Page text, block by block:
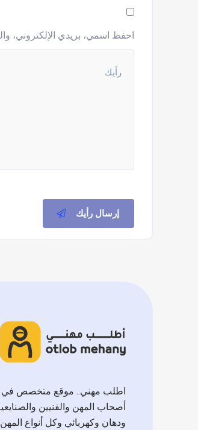
احفظ اسمي، بريدي الإلكتروني،
إرسال رأيك
اطلب مهني.. موقع متخصص
أصحاب المهن والفنيين
ودهان وكهربائي وكل أنواع